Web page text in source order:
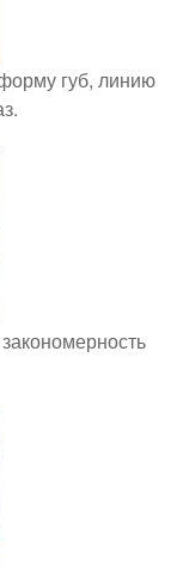
губ, линию